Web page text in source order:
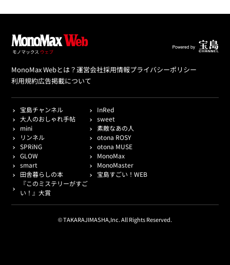
MonoMax Webとは？運営会社採用情報プライバシーポリシー
利用規約広告掲載について
宝島チャンネル
InRed
大人のおしゃれ手帖
sweet
mini
素敵なあの人
リンネル
otona ROSY
SPRiNG
otona MUSE
GLOW
MonoMax
smart
MonoMaster
田舎暮らしの本
宝島すごい！WEB
『このミステリーがすご
い！』大賞
© TAKARAJIMASHA,Inc. All Rights Reserved.